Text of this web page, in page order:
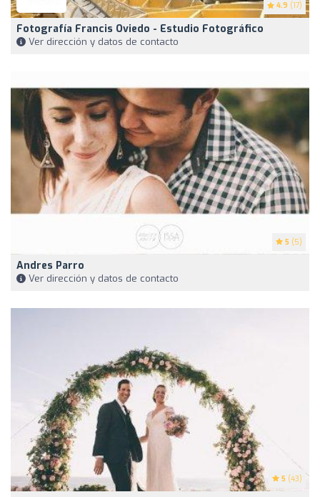
4.9 (17)
Fotografía Francis Oviedo - Estudio Fotográfico
Ver dirección y datos de contacto
5 (5)
Andres Parro
Ver dirección y datos de contacto
5 (43)